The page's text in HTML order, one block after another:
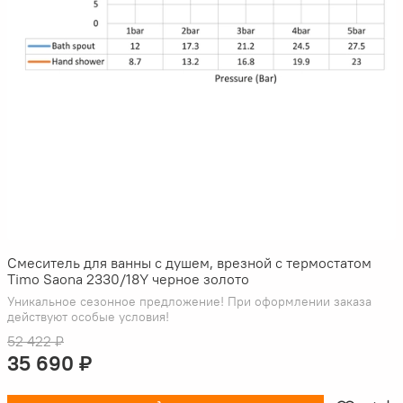
Смеситель для ванны с душем, врезной с термостатом
Timo Saona 2330/18Y черное золото
Уникальное сезонное предложение! При оформлении заказа
действуют особые условия!
52 422 ₽
35 690 ₽